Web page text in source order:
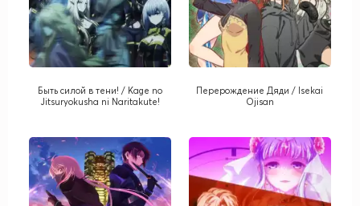
Быть силой в тени! / Kage no
Jitsuryokusha ni Naritakute!
Перерождение Дяди / Isekai
Ojisan